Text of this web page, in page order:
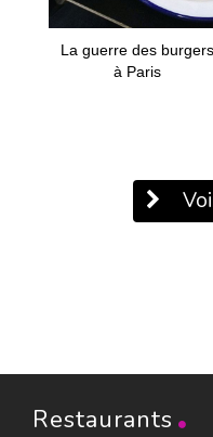
La guerre des burgers
à Paris
Restaurants